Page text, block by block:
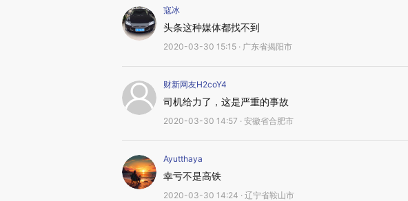
寇冰
头条这种媒体都找不到
2020-03-30 15:15 · 广东省揭阳市
财新网友H2coY4
司机给力了，这是严重的事故
2020-03-30 14:57 · 安徽省合肥市
Ayutthaya
幸亏不是高铁
2020-03-30 14:24 · 辽宁省鞍山市